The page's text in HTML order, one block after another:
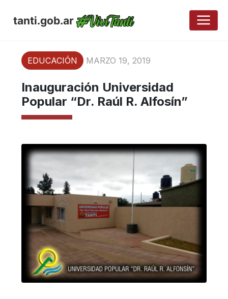
tanti.gob.ar
EDUCACIÓN MARZO 19, 2019
Inauguración Universidad
Popular “Dr. Raúl R. Alfosín”